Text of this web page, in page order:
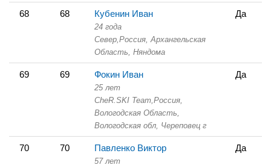
68 68 Кубенин Иван
24 года
Север, Россия, Архангельская
Область, Няндома
Да
69 69 Фокин Иван
25 лет
CheR.SKI Team, Россия,
Вологодская Область,
Вологодская обл, Череповец г
Да
70 70 Павленко Виктор
57 лет
Да